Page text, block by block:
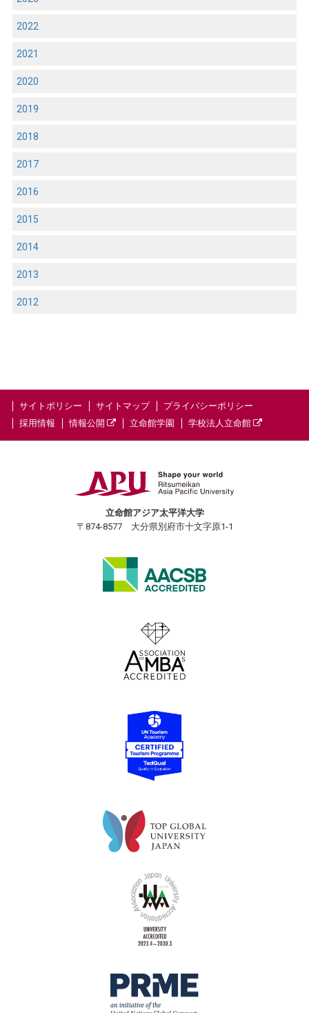
2022
2021
2020
2019
2018
2017
2016
2015
2014
2013
2012
サイトポリシー サイトマップ
プライバシーポリシー
採用情報
情報公開 立命館学園 学校法人立命館
立命館アジア太平洋大学
〒874-8577 大分県別府市十文字原1-1